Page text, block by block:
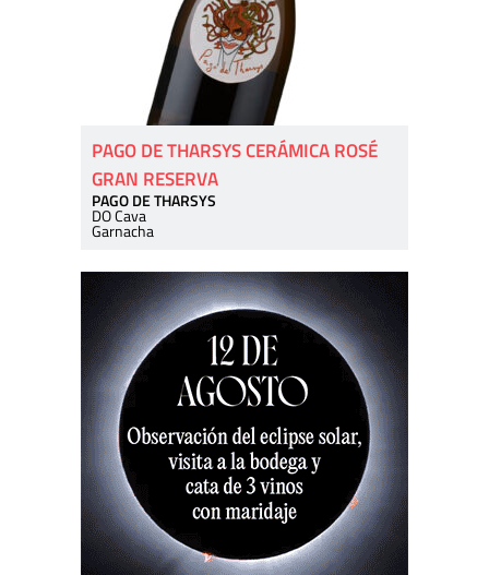
PAGO DE THARSYS CERÁMICA ROSÉ
GRAN RESERVA
PAGO DE THARSYS
DO Cava
Garnacha